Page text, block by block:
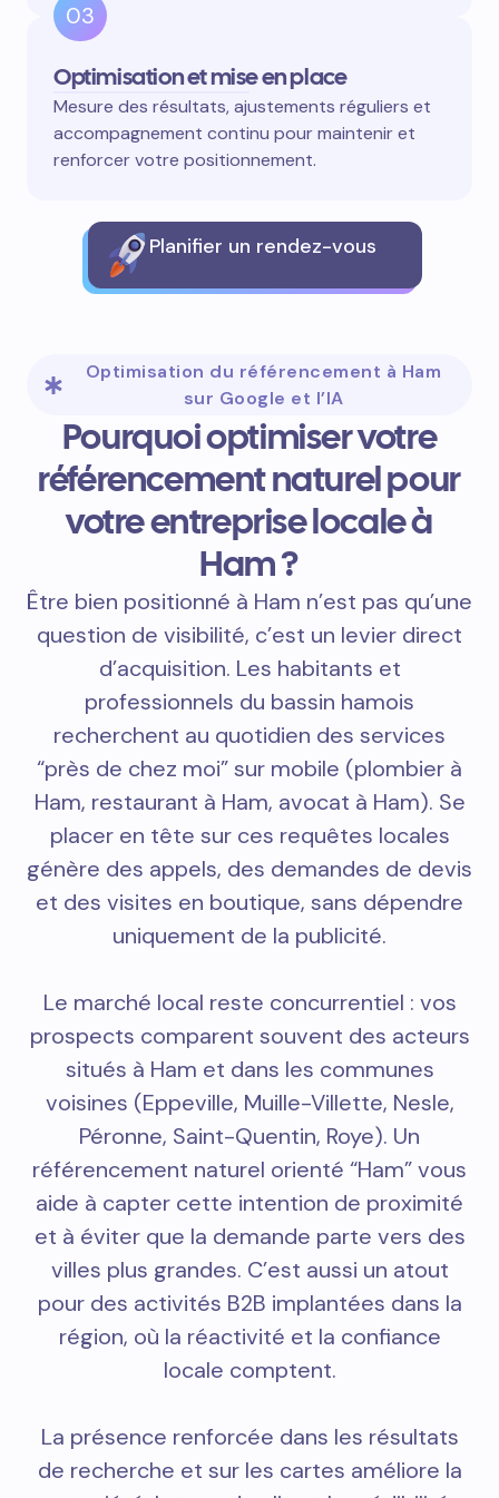
03
Optimisation et mise en place
Mesure des résultats, ajustements réguliers et
accompagnement continu pour maintenir et
renforcer votre positionnement.
Planifier un rendez-vous
Optimisation du référencement à Ham
sur Google et l’IA
Pourquoi optimiser votre
référencement naturel pour
votre entreprise locale à
Ham ?
Être bien positionné à Ham n’est pas qu’une
question de visibilité, c’est un levier direct
d’acquisition. Les habitants et
professionnels du bassin hamois
recherchent au quotidien des services
“près de chez moi” sur mobile (plombier à
Ham, restaurant à Ham, avocat à Ham). Se
placer en tête sur ces requêtes locales
génère des appels, des demandes de devis
et des visites en boutique, sans dépendre
uniquement de la publicité.
Le marché local reste concurrentiel : vos
prospects comparent souvent des acteurs
situés à Ham et dans les communes
voisines (Eppeville, Muille-Villette, Nesle,
Péronne, Saint-Quentin, Roye). Un
référencement naturel orienté “Ham” vous
aide à capter cette intention de proximité
et à éviter que la demande parte vers des
villes plus grandes. C’est aussi un atout
pour des activités B2B implantées dans la
région, où la réactivité et la confiance
locale comptent.
La présence renforcée dans les résultats
de recherche et sur les cartes améliore la